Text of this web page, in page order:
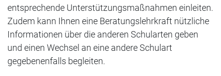
entsprechende Unterstützungsmaßnahmen einleiten.
Zudem kann Ihnen eine Beratungslehrkraft nützliche
Informationen über die anderen Schularten geben
und einen Wechsel an eine andere Schulart
gegebenenfalls begleiten.